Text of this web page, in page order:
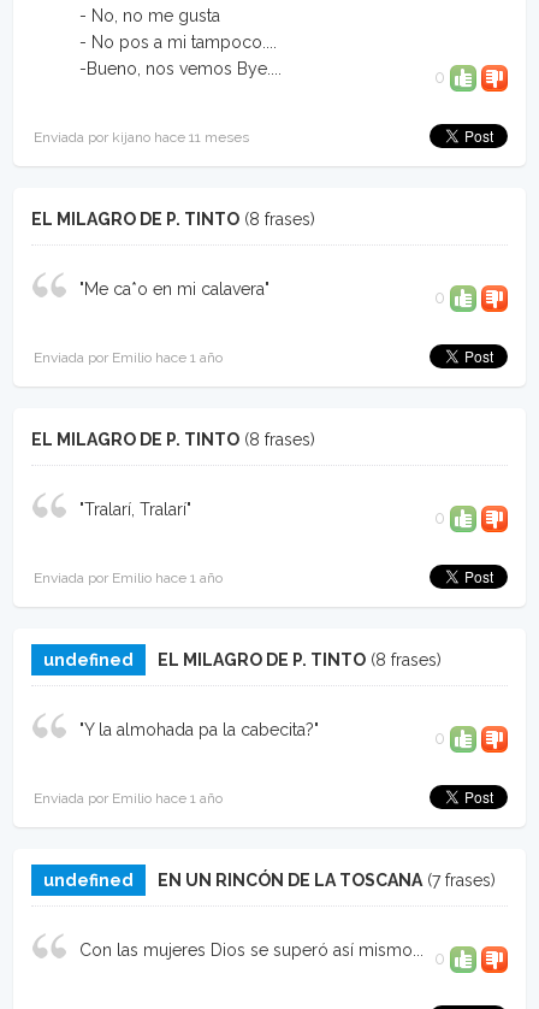
- No, no me gusta
- No pos a mi tampoco....
-Bueno, nos vemos Bye....
0
Enviada por kijano hace 11 meses
EL MILAGRO DE P. TINTO (8 frases)
"Me ca*o en mi calavera" 0
Enviada por Emilio hace 1 año
EL MILAGRO DE P. TINTO (8 frases)
"Tralarí, Tralarí" 0
Enviada por Emilio hace 1 año
undefined EL MILAGRO DE P. TINTO (8 frases)
"Y la almohada pa la cabecita?" 0
Enviada por Emilio hace 1 año
undefined EN UN RINCÓN DE LA TOSCANA (7 frases)
Con las mujeres Dios se superó así mismo... 0